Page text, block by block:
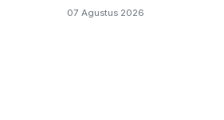
Samurai
07 Agustus 2026